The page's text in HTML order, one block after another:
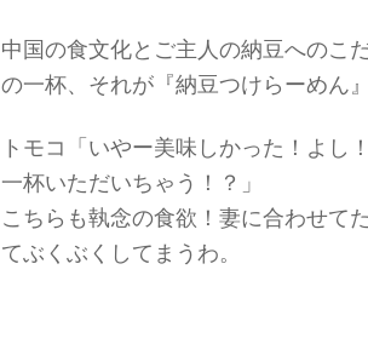
中国の食文化とご主人の納豆へのこ
の一杯、それが『納豆つけらーめん
トモコ「いやー美味しかった！よし
一杯いただいちゃう！？」
こちらも執念の食欲！妻に合わせて
てぶくぶくしてまうわ。